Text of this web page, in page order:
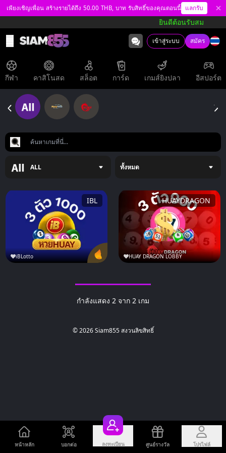
เพียงเชิญเพื่อน สร้างรายได้ถึง 50.00 THB, บาท รับสิทธิ์ของคุณตอนนี้ แลกรับ
ยินดีต้อนรับสมาชิกทุก
สมัคร
เข้าสู่ระบบ
กีฬา คาสิโนสด สล็อต การ์ด เกมส์ยิงปลา อีสปอร์ต
ALL ทั้งหมด
iBLotto
IBL
HUAY DRAGON LOBBY
HUAYDRAGON
กำลังแสดง 2 จาก 2 เกม
© 2026 Siam855 สงวนลิขสิทธิ์
หน้าหลัก บอกต่อ ลงทะเบียน ศูนย์รางวัล โปรไฟล์